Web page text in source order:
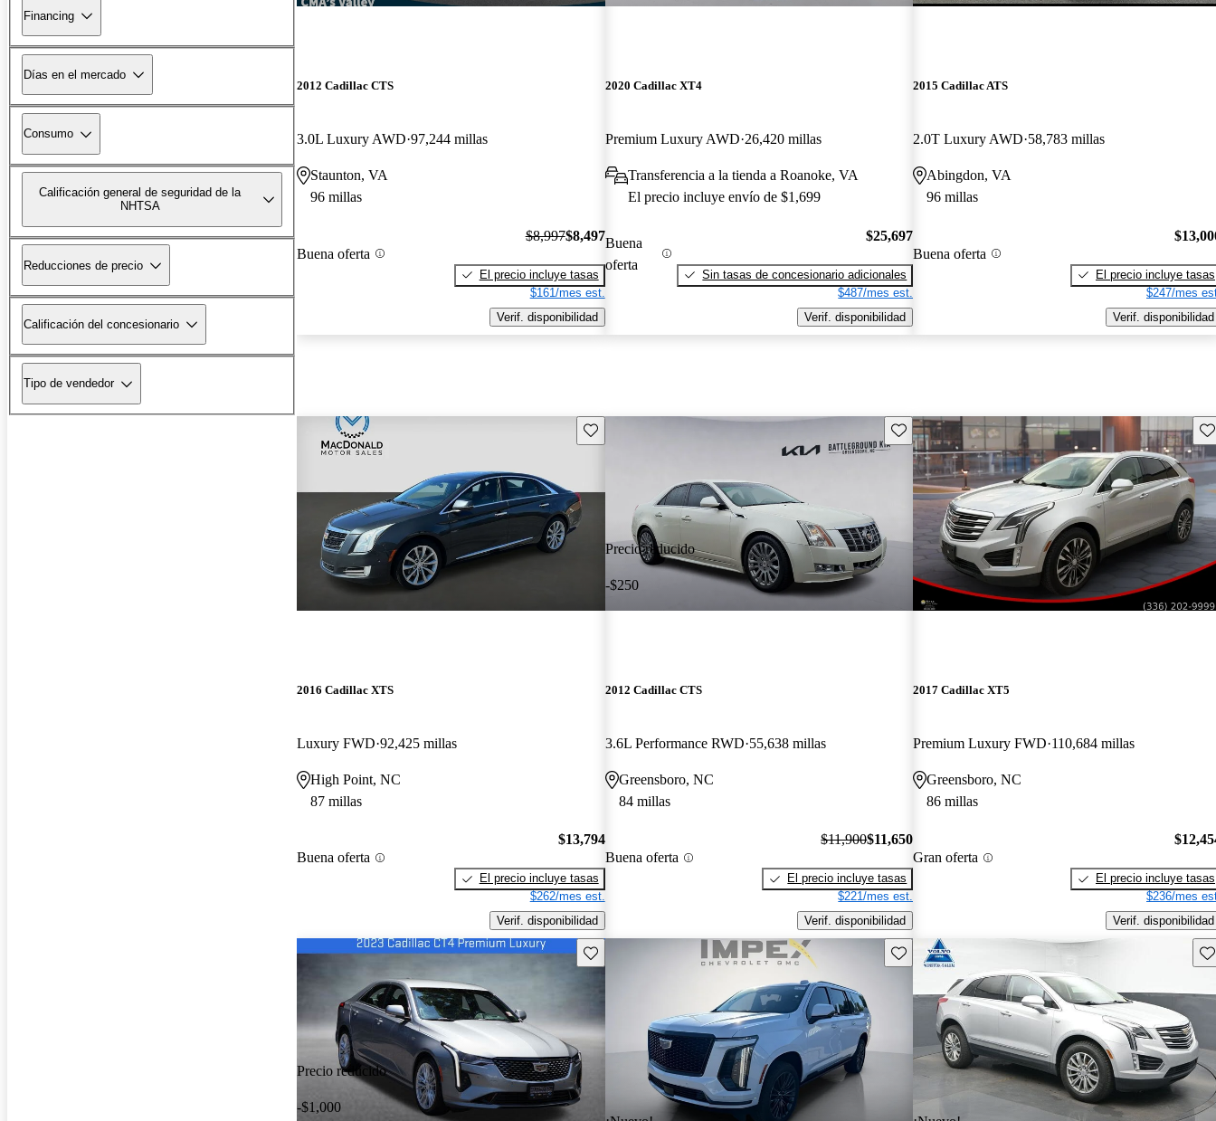
Financing
Días en el mercado
Consumo
Calificación general de seguridad de la
NHTSA
Reducciones de precio
Calificación del concesionario
Tipo de vendedor
2012 Cadillac CTS
3.0L Luxury AWD 97,244 millas
Staunton, VA
96 millas
Buena oferta
$8,997$8,497
El precio incluye tasas
$161/mes est.
Verif. disponibilidad
2020 Cadillac XT4
Premium Luxury AWD 26,420 millas
Transferencia a la tienda a Roanoke, VA
El precio incluye envío de $1,699
Buena
oferta
$25,697
Sin tasas de concesionario adicionales
$487/mes est.
Verif. disponibilidad
2015 Cadillac ATS
2.0T Luxury AWD 58,783 millas
Abingdon, VA
96 millas
Buena oferta
El precio incluye tasas
$247/mes
Verif. disponibilidad
Guarda este Aviso
2016 Cadillac XTS
Luxury FWD 92,425 millas
High Point, NC
87 millas
Buena oferta
$13,794
El precio incluye tasas
$262/mes est.
Verif. disponibilidad
Precio reducido
-$250
Guarda este Aviso
2012 Cadillac CTS
3.6L Performance RWD 55,638 millas
Greensboro, NC
84 millas
Buena oferta
$11,900$11,650
El precio incluye tasas
$221/mes est.
Verif. disponibilidad
2017 Cadillac XT5
Premium Luxury FWD 110,684 millas
Greensboro, NC
86 millas
Gran oferta
El precio incluye tasas
$236/mes
Verif. disponibilidad
Precio reducido
-$1,000
Guarda este Aviso Guarda este Aviso